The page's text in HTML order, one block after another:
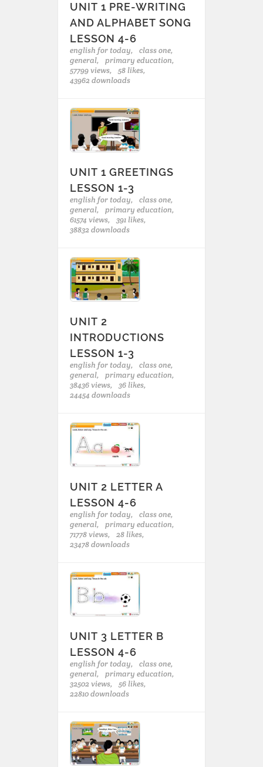
UNIT 1 PRE-WRITING
AND ALPHABET SONG
LESSON 4-6
english for today,
class one,
general,
primary education,
57799 views,
58 likes,
43962 downloads
UNIT 1 GREETINGS
LESSON 1-3
english for today,
class one,
general,
primary education,
61574 views,
391 likes,
38832 downloads
UNIT 2
INTRODUCTIONS
LESSON 1-3
english for today,
class one,
general,
primary education,
38436 views,
36 likes,
24454 downloads
UNIT 2 LETTER A
LESSON 4-6
english for today,
class one,
general,
primary education,
71778 views,
28 likes,
23478 downloads
UNIT 3 LETTER B
LESSON 4-6
english for today,
class one,
general,
primary education,
32502 views,
56 likes,
22810 downloads